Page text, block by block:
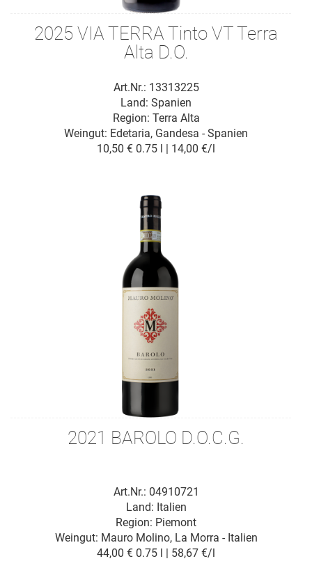
2025 VIA TERRA Tinto VT Terra
Alta D.O.
Art.Nr.: 13313225
Land: Spanien
Weingut: Edetaria, Gandesa - Spanien
Region: Terra Alta
10,50 € 0.75 l | 14,00 €/l
2021 BAROLO D.O.C.G.
Art.Nr.: 04910721
Land: Italien
Weingut: Mauro Molino, La Morra - Italien
Region: Piemont
44,00 € 0.75 l | 58,67 €/l